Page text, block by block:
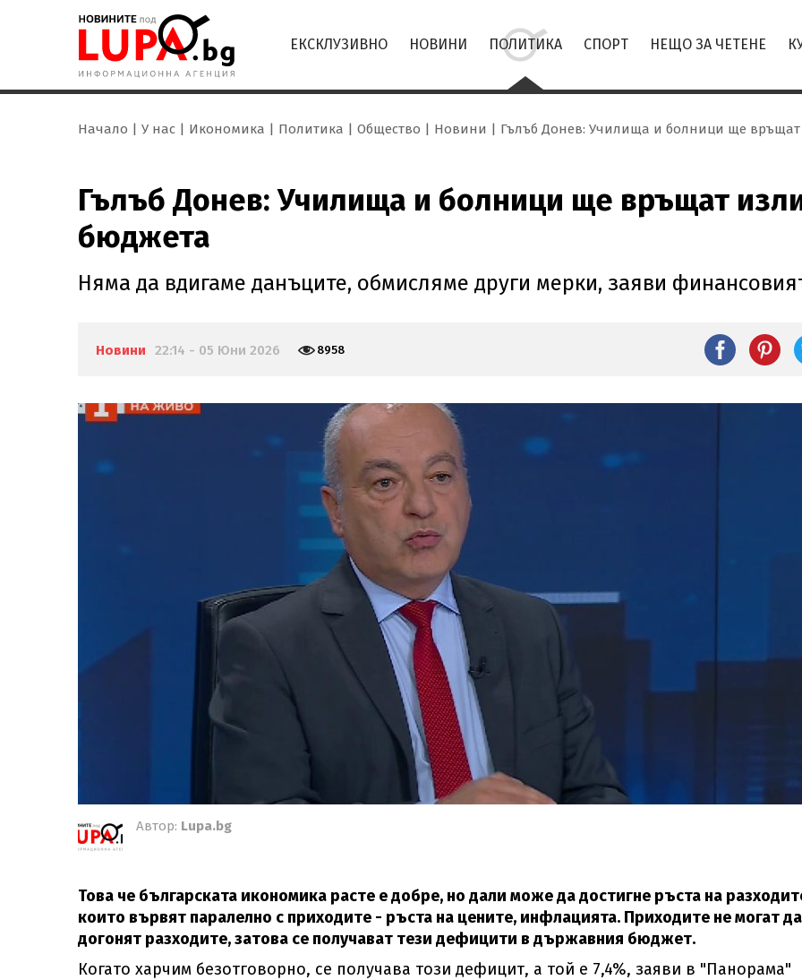
ЕКСКЛУЗИВНО НОВИНИ ПОЛИТИКА СПОРТ НЕЩО ЗА ЧЕТЕНЕ
Начало У нас Икономика Политика Общество Новини Гълъб Донев: Училища и болници ще
Гълъб Донев: Училища и болници ще връщат
бюджета
Няма да вдигаме данъците, обмисляме други мерки, заяви
Новини 22:14 - 05 Юни 2026 8958
Автор: Lupa.bg
Това че българската икономика расте е добре, но дали може да достигне ръста на
които вървят паралелно с приходите - ръста на цените, инфлацията. Приходите не могат да
догонят разходите, затова се получават тези дефицити в държавния бюджет.
Когато харчим безотговорно, се получава този дефицит, а той е 7,4%, заяви в "Панорама"